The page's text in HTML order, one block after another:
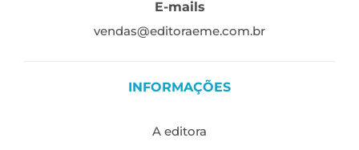
E-mails
vendas@editoraeme.com.br
INFORMAÇÕES
A editora